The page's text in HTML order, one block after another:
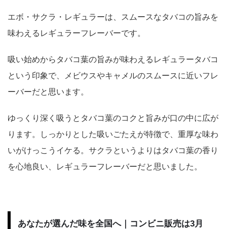
エボ・サクラ・レギュラーは、スムースなタバコの旨みを
味わえるレギュラーフレーバーです。
吸い始めからタバコ葉の旨みが味わえるレギュラータバコ
という印象で、メビウスやキャメルのスムースに近いフレ
ーバーだと思います。
ゆっくり深く吸うとタバコ葉のコクと旨みが口の中に広が
ります。しっかりとした吸いごたえが特徴で、重厚な味わ
いがけっこうイケる。サクラというよりはタバコ葉の香り
を心地良い、レギュラーフレーバーだと思いました。
あなたが選んだ味を全国へ｜コンビニ販売は3月